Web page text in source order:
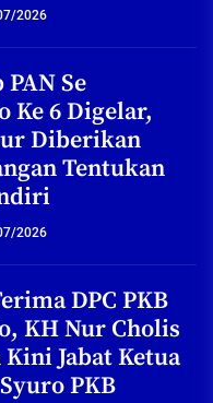
2026
Se
Ke 6 Digelar,
Diberikan
Tentukan
2026
DPC PKB
KH Nur Cholis
Jabat Ketua
PKB